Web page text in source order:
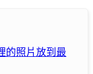
的照片放到最